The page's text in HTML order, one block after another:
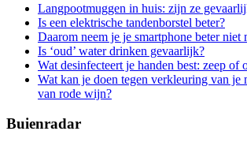
Langpootmuggen in huis: zijn ze
Is een elektrische tandenborstel beter?
Daarom neem je je smartphone beter niet
Is ‘oud’ water drinken gevaarlijk?
Wat desinfecteert je handen best: zeep of
Wat kan je doen tegen verkleuring van je
van rode wijn?
Buienradar